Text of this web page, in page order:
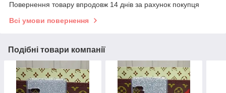
Повернення товару впродовж 14 днів за рахунок покупця
Всі умови повернення
Подібні товари компанії